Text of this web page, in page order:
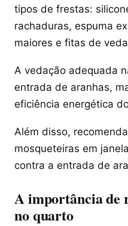
tipos de frestas:
rachaduras, espuma
maiores e fitas de
A vedação adequada
entrada de aranhas,
eficiência energética
Além disso,
mosqueteiras em
contra a entrada de
A importância de
no quarto